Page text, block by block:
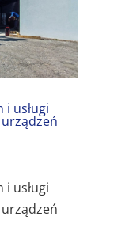
i usługi
i usługi